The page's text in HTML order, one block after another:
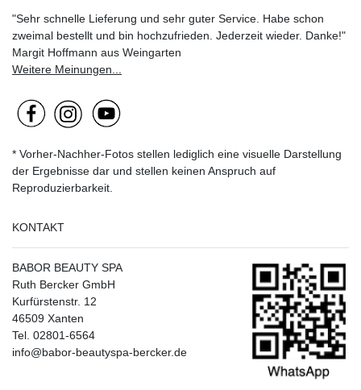
"Sehr schnelle Lieferung und sehr guter Service. Habe schon
zweimal bestellt und bin hochzufrieden. Jederzeit wieder. Danke!"
Margit Hoffmann aus Weingarten
Weitere Meinungen...
* Vorher-Nachher-Fotos stellen lediglich eine visuelle Darstellung
der Ergebnisse dar und stellen keinen Anspruch auf
Reproduzierbarkeit.
KONTAKT
BABOR BEAUTY SPA
Ruth Bercker GmbH
Kurfürstenstr. 12
46509 Xanten
Tel. 02801-6564
info@babor-beautyspa-bercker.de